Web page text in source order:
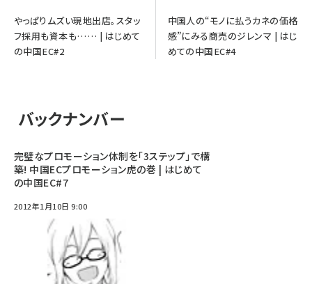
やっぱりムズい現地出店。スタッ
フ採用も資本も…… | はじめて
の中国EC#2
中国人の“モノに払うカネの価格
感”にみる商売のジレンマ | はじ
めての中国EC#4
バックナンバー
完璧なプロモーション体制を「3ステップ」で構
築! 中国ECプロモーション虎の巻 | はじめて
の中国EC#7
2012年1月10日 9:00